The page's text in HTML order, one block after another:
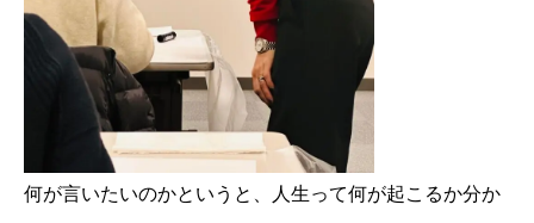
何が言いたいのかというと、人生って何が起こるか分か